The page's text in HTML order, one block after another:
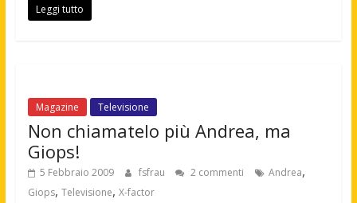
Leggi tutto
Magazine Televisione
Non chiamatelo più Andrea, ma
Giops!
5 Febbraio 2009 fsfrau 2 commenti Andrea,
Giops, Televisione, X-factor